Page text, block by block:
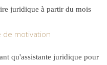
juridique à partir du mois
de motivation
qu'assistante juridique pour